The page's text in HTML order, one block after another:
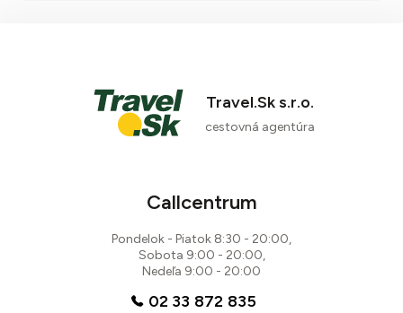
Travel.Sk s.r.o.
cestovná agentúra
Callcentrum
Pondelok - Piatok 8:30 - 20:00,
Sobota 9:00 - 20:00,
Nedeľa 9:00 - 20:00
02 33 872 835